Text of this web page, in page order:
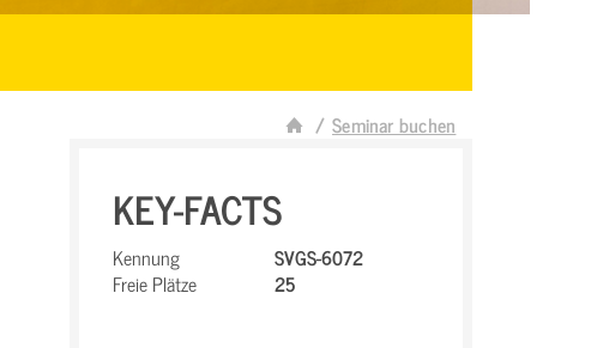
Seminar buchen
KEY-FACTS
Kennung
SVGS-6072
Freie Plätze
25